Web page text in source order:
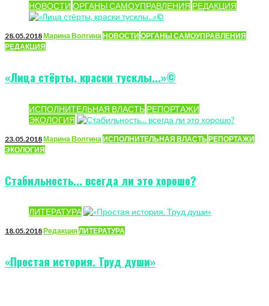
НОВОСТИ ОРГАНЫ САМОУПРАВЛЕНИЯ РЕДАКЦИЯ
28.05.2018Марина ВолгинаНОВОСТИ ОРГАНЫ САМОУПРАВЛЕНИЯ
РЕДАКЦИЯ
«Лица стёрты, краски тусклы...»©
ИСПОЛНИТЕЛЬНАЯ ВЛАСТЬ РЕПОРТАЖИ
ЭКОЛОГИЯ
23.05.2018Марина Волгина ИСПОЛНИТЕЛЬНАЯ ВЛАСТЬРЕПОРТАЖИ
ЭКОЛОГИЯ
Стабильность... всегда ли это хорошо?
ЛИТЕРАТУРА
18.05.2018РедакцияЛИТЕРАТУРА
«Простая история. Труд души»